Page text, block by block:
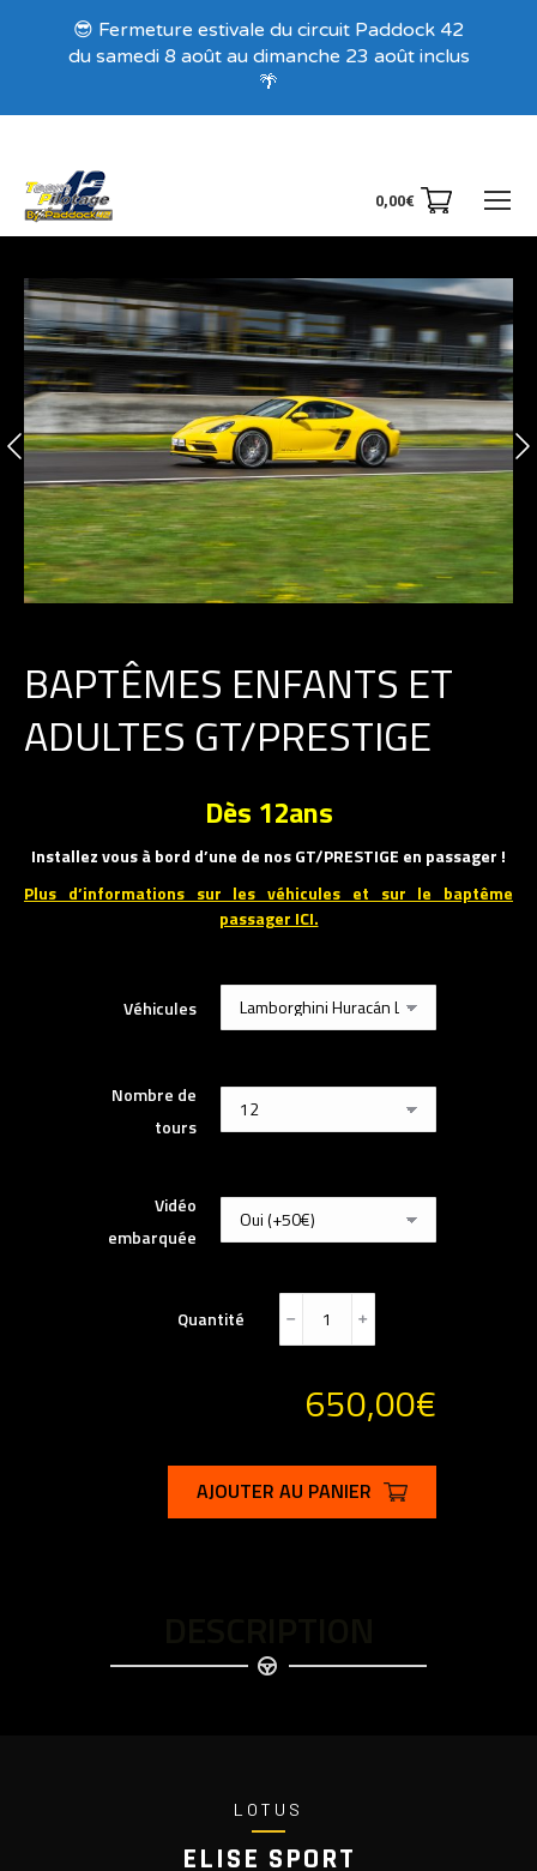
0,00€
BAPTÊMES ENFANTS ET
ADULTES GT/PRESTIGE
Dès 12ans
Installez vous à bord d’une de nos GT/PRESTIGE en passager !
Plus d’informations sur les véhicules et sur le baptême
passager ICI.
Véhicules
Nombre de
tours
Vidéo
embarquée
Quantité ﹣ ﹢
650,00€
AJOUTER AU PANIER
LOTUS
ELISE SPORT
Recevez nos offres exclusives !
😎 Fermeture estivale du circuit Paddock 42
du samedi 8 août au dimanche 23 août inclus
🌴